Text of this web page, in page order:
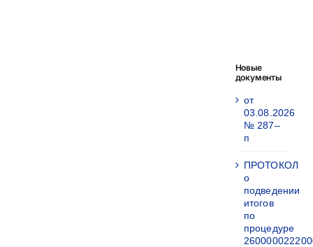
Новые
документы
от
03.08.2026
№ 287–
п
ПРОТОКОЛ
о
подведении
итогов
по
процедуре